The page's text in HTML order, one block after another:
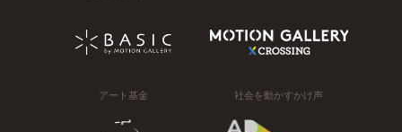
アート基金 社会を動かすかけ声